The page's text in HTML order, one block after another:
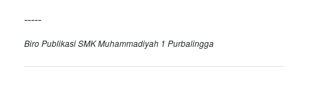
-----
Biro Publikasi SMK Muhammadiyah 1 Purbalingga